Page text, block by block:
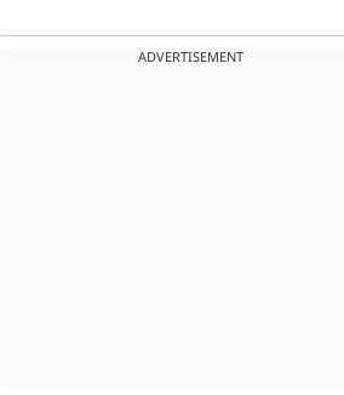
ADVERTISEMENT